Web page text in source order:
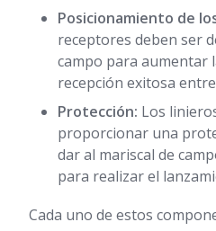
Posicionamiento de
receptores deben ser
campo para aumentar
recepción exitosa
Protección: Los
proporcionar una
dar al mariscal de
para realizar el
Cada uno de estos